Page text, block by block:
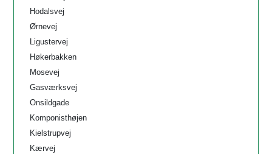
Hodalsvej
Ørnevej
Ligustervej
Høkerbakken
Mosevej
Gasværksvej
Onsildgade
Komponisthøjen
Kielstrupvej
Kærvej